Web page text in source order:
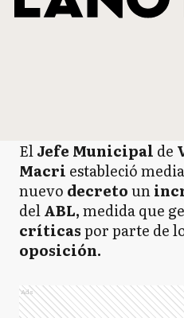
ElJefe Municipal de
Macri estableció
nuevo decretoun
delABL,medida que
críticaspor parte de
oposición.
Ads